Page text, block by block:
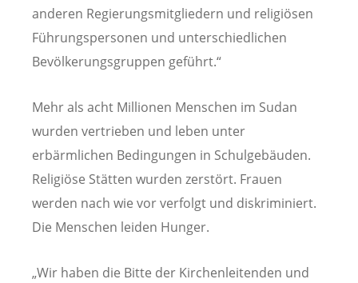
anderen Regierungsmitgliedern und religiösen
Führungspersonen und unterschiedlichen
Bevölkerungsgruppen geführt.“
Mehr als acht Millionen Menschen im Sudan
wurden vertrieben und leben unter
erbärmlichen Bedingungen in Schulgebäuden.
Religiöse Stätten wurden zerstört. Frauen
werden nach wie vor verfolgt und diskriminiert.
Die Menschen leiden Hunger.
„Wir haben die Bitte der Kirchenleitenden und